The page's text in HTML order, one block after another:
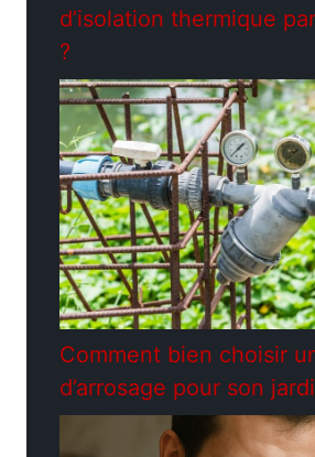
d’isolation thermique
?
Comment bien choisir
d’arrosage pour son